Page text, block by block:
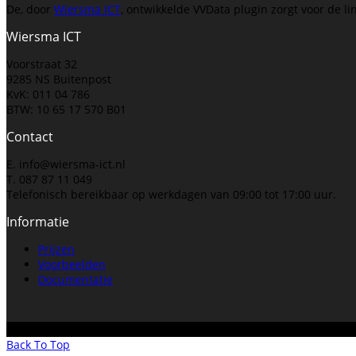
De, door Wiersma ICT, ontwikkelde VVData plugin zorgt voor de
Wiersma ICT
Voorstraat 32
9285 NS Buitenpost
KvK: 011 04 786
BTW: 10 65 17 570 B01
Contact
E. info@wiersma-ict.nl
T. 087 87 11 049
Telefonisch bereikbaar op werkdagen van 09:00 tot 17:00 uur.
Informatie
Prijzen
Voorbeelden
Documentatie
Back To Top